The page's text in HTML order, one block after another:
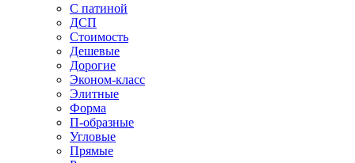
С патиной
ДСП
Стоимость
Дешевые
Дорогие
Эконом-класс
Элитные
Форма
П-образные
Угловые
Прямые